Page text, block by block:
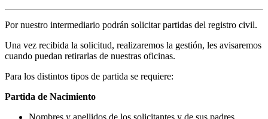
Por nuestro intermediario podrán solicitar partidas del registro civil.
Una vez recibida la solicitud, realizaremos la gestión, les avisaremos
cuando puedan retirarlas de nuestras oficinas.
Para los distintos tipos de partida se requiere:
Partida de Nacimiento